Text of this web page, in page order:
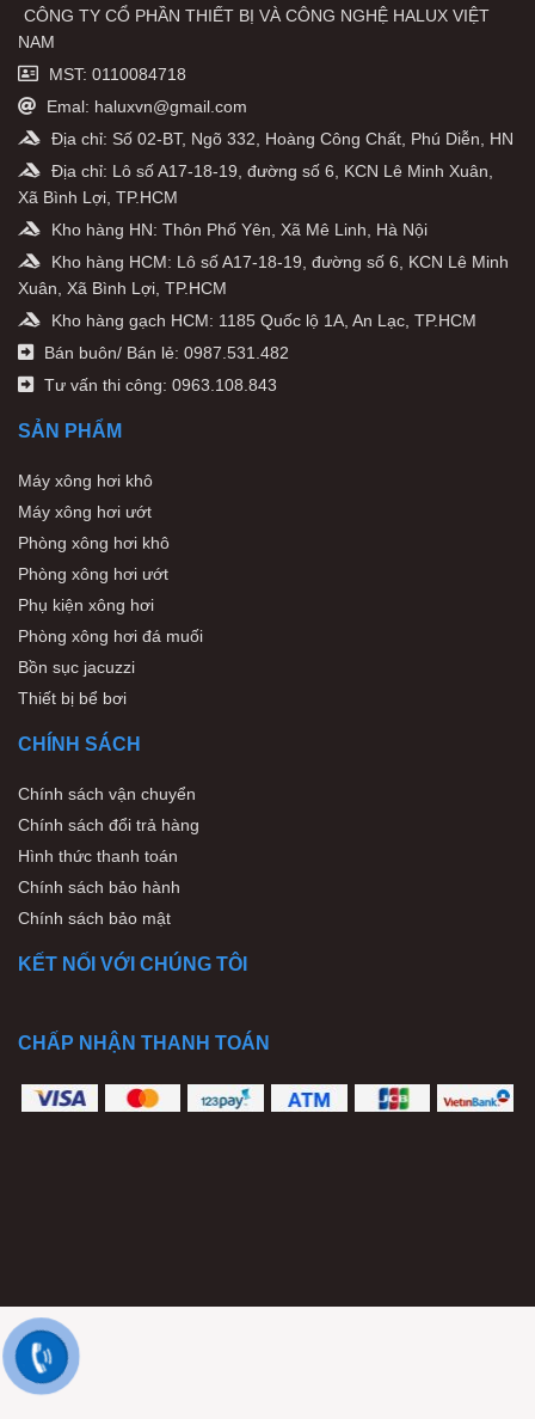
CÔNG TY CỔ PHẦN THIẾT BỊ VÀ CÔNG NGHỆ HALUX VIỆT
NAM
MST: 0110084718
Emal: haluxvn@gmail.com
Địa chỉ: Số 02-BT, Ngõ 332, Hoàng Công Chất, Phú Diễn, HN
Địa chỉ: Lô số A17-18-19, đường số 6, KCN Lê Minh Xuân,
Xã Bình Lợi, TP.HCM
Kho hàng HN: Thôn Phố Yên, Xã Mê Linh, Hà Nội
Kho hàng HCM: Lô số A17-18-19, đường số 6, KCN Lê Minh
Xuân, Xã Bình Lợi, TP.HCM
Kho hàng gạch HCM: 1185 Quốc lộ 1A, An Lạc, TP.HCM
Bán buôn/ Bán lẻ: 0987.531.482
Tư vấn thi công: 0963.108.843
SẢN PHẨM
Máy xông hơi khô
Máy xông hơi ướt
Phòng xông hơi khô
Phòng xông hơi ướt
Phụ kiện xông hơi
Phòng xông hơi đá muối
Bồn sục jacuzzi
Thiết bị bể bơi
CHÍNH SÁCH
Chính sách vận chuyển
Chính sách đổi trả hàng
Hình thức thanh toán
Chính sách bảo hành
Chính sách bảo mật
KẾT NỐI VỚI CHÚNG TÔI
CHẤP NHẬN THANH TOÁN